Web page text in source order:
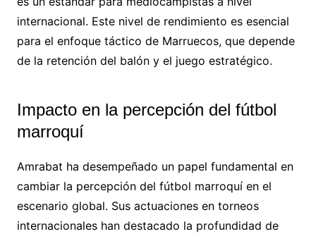
internacional. Este nivel de rendimiento es esencial
para el enfoque táctico de Marruecos, que depende
de la retención del balón y el juego estratégico.
Impacto en la percepción del fútbol
marroquí
Amrabat ha desempeñado un papel fundamental en
cambiar la percepción del fútbol marroquí en el
escenario global. Sus actuaciones en torneos
internacionales han destacado la profundidad de